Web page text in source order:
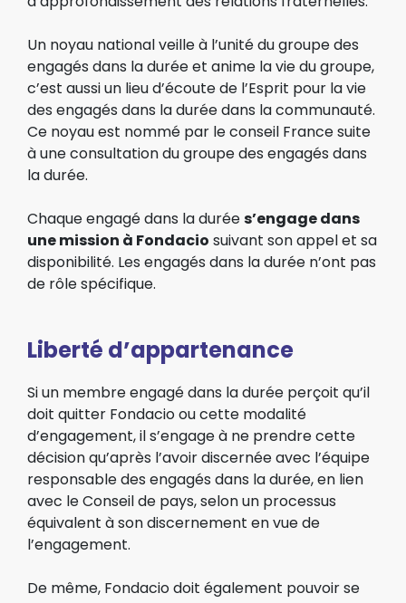
Un noyau national veille à l’unité du groupe des
engagés dans la durée et anime la vie du groupe,
c’est aussi un lieu d’écoute de l’Esprit pour la vie
des engagés dans la durée dans la communauté.
Ce noyau est nommé par le conseil France suite
à une consultation du groupe des engagés dans
la durée.
Chaque engagé dans la durées’engage dans
une mission à Fondacio suivant son appel et sa
disponibilité. Les engagés dans la durée n’ont pas
de rôle spécifique.
Liberté d’appartenance
Si un membre engagé dans la durée perçoit qu’il
doit quitter Fondacio ou cette modalité
d’engagement, il s’engage à ne prendre cette
décision qu’après l’avoir discernée avec l’équipe
responsable des engagés dans la durée, en lien
avec le Conseil de pays, selon un processus
équivalent à son discernement en vue de
l’engagement.
De même, Fondacio doit également pouvoir se